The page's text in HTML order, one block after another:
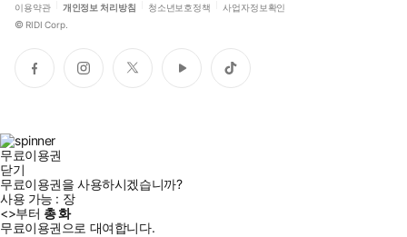
이용약관 개인정보 처리방침 청소년보호정책 사업자정보확인
© RIDI Corp.
페
이
인
스
트
위
유
튜
틱
톡
무료이용권
닫기
무료이용권을 사용하시겠습니까?
사용 가능 : 장
<>부터 총화
무료이용권으로 대여합니다.